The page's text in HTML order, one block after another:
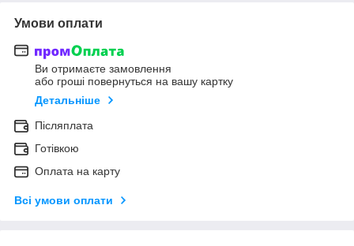
Умови оплати
Ви отримаєте замовлення
або гроші повернуться на вашу картку
Детальніше
Післяплата
Готівкою
Оплата на карту
Всі умови оплати